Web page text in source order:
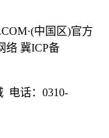
中国区)官方
络 冀ICP备
电话：0310-